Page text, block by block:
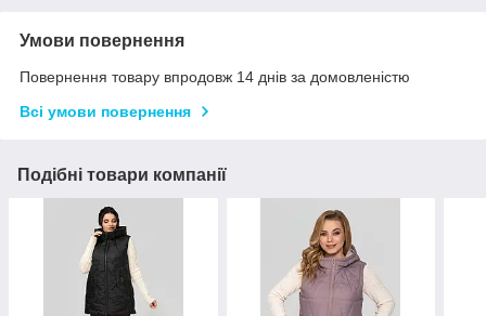
Умови повернення
Повернення товару впродовж 14 днів за домовленістю
Всі умови повернення
Подібні товари компанії